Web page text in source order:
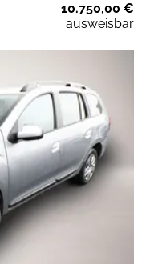
10.750,00 €
ausweisbar